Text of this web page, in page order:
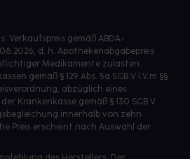
Verkaufspreis gemäß ABDA-
d. h. Apothekenabgabepreis
Medikamente zulasten
gemäß § 129 Abs. 5a SGB V i.V.m §§
abzüglich eines
Krankenkasse gemäß § 130 SGB V
innerhalb von zehn
Preis erscheint nach Auswahl der